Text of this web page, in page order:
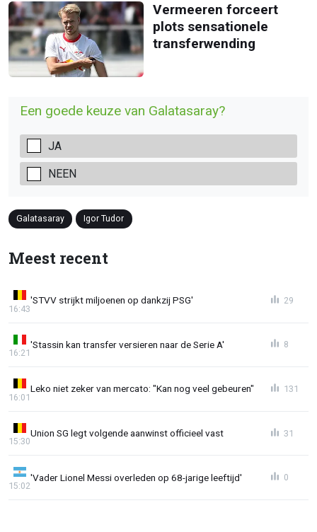
Vermeeren forceert
plots sensationele
transferwending
Een goede keuze van Galatasaray?
JA
NEEN
Galatasaray Igor Tudor
Meest recent
'STVV strijkt miljoenen op dankzij PSG'
16:43
29
'Stassin kan transfer versieren naar de Serie A'
16:21
8
Leko niet zeker van mercato: "Kan nog veel gebeuren"
16:01
131
Union SG legt volgende aanwinst officieel vast
15:30
31
'Vader Lionel Messi overleden op 68-jarige leeftijd'
15:02
0